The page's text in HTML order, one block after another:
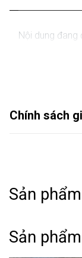
Nội dung
Chính sách
Sản
Sản